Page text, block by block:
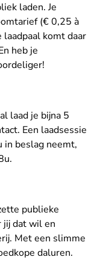
laden. Je
(€ 0,25 à
komt daar
heb je
laad je bijna 5
Een laadsessie
in beslag neemt,
publieke
jij dat wil en
Met een slimme
daluren.